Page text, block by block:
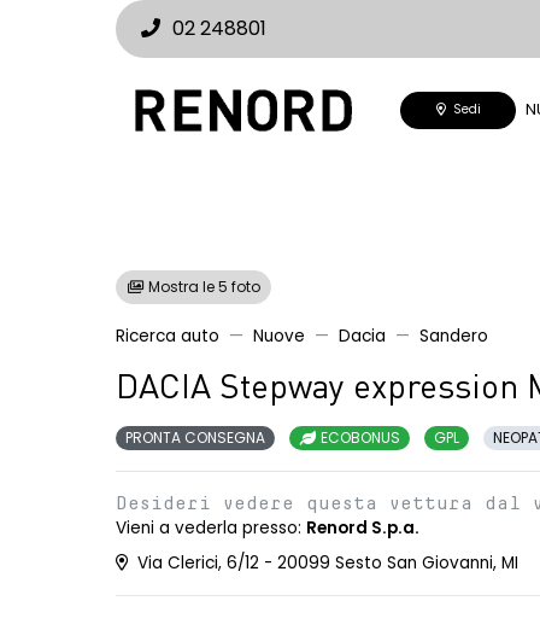
02 248801
Sedi
Mostra le 5 foto
Ricerca auto Nuove Dacia Sandero
DACIA Stepway expression
PRONTA CONSEGNA ECOBONUS GPL
Desideri vedere questa vettura dal
Vieni a vederla presso: Renord S.p.a.
Via Clerici, 6/12 - 20099 Sesto San Giovanni, MI